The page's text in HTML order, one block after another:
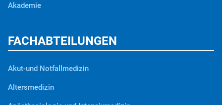
Akademie
FACHABTEILUNGEN
Akut-und Notfallmedizin
Altersmedizin